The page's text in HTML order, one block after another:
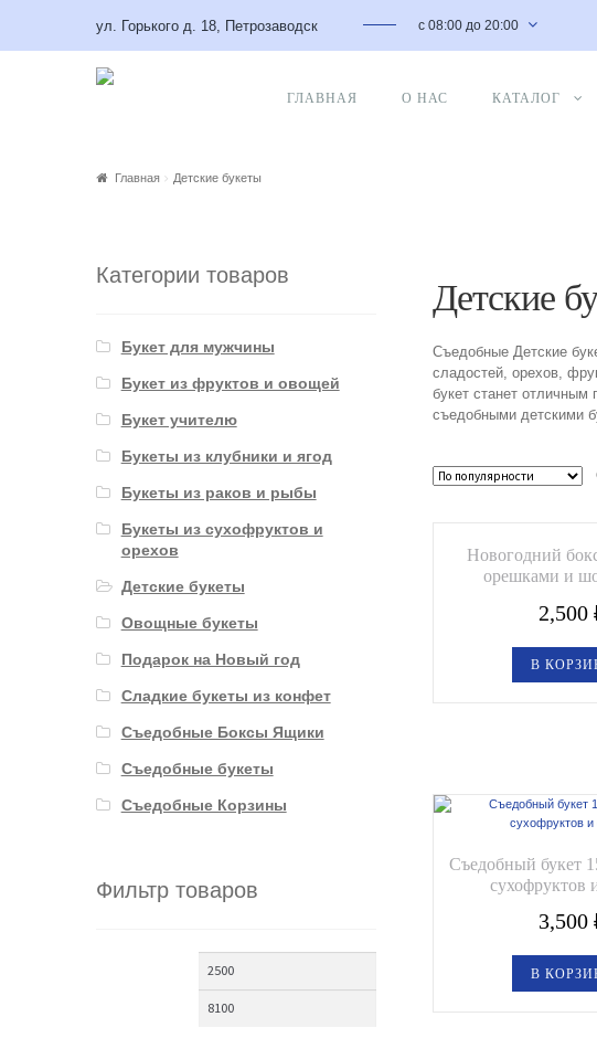
ул. Горького д. 18, Петрозаводск с 08:00 до 20:00
ГЛАВНАЯ О НАС КАТАЛОГ
Главная Детские букеты
Детские
Съедобные Детские
сладостей, орехов,
букет станет
съедобными детскими
Новогодний
орешками и
2,500
В
Съедобный букет
сухофруктов
3,500
В
Категории товаров
Букет для мужчины
Букет из фруктов и овощей
Букет учителю
Букеты из клубники и ягод
Букеты из раков и рыбы
Букеты из сухофруктов и
орехов
Детские букеты
Овощные букеты
Подарок на Новый год
Сладкие букеты из конфет
Съедобные Боксы Ящики
Съедобные букеты
Съедобные Корзины
Фильтр товаров